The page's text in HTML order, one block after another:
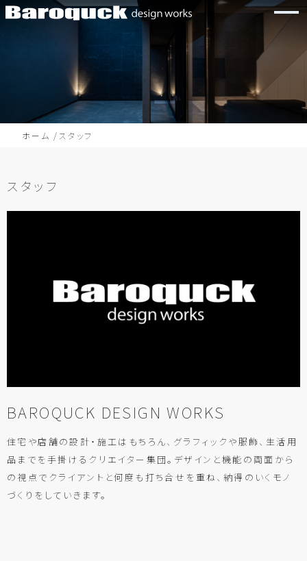
ホーム スタッフ
スタッフ
BAROQUCK DESIGN WORKS
住宅や店舗の設計・施工はもちろん、グラフィックや服飾、生活用
品までを手掛けるクリエイター集団。デザインと機能の両面から
の視点でクライアントと何度も打ち合せを重ね、納得のいくモノ
づくりをしていきます。